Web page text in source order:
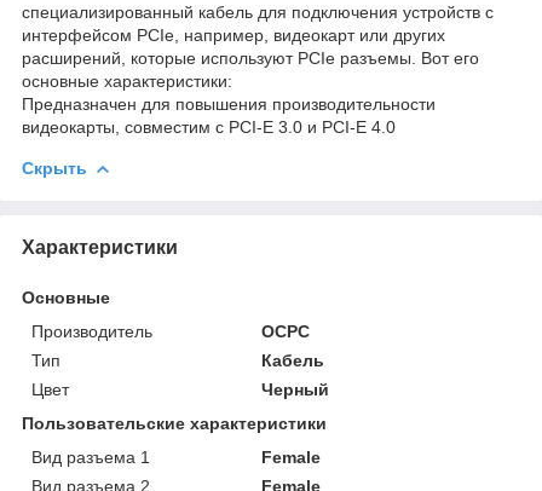
специализированный кабель для подключения устройств с
интерфейсом PCIe, например, видеокарт или других
расширений, которые используют PCIe разъемы. Вот его
основные характеристики:
Предназначен для повышения производительности
видеокарты, совместим с PCI-E 3.0 и PCI-E 4.0
Скрыть
Характеристики
Основные
Производитель
OCPC
Тип
Кабель
Цвет
Черный
Пользовательские характеристики
Вид разъема 1
Female
Вид разъема 2
Female